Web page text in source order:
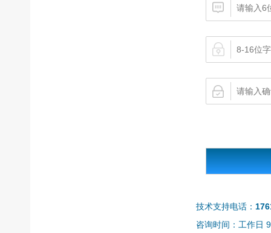
技术支持电话：
咨询时间：工作日